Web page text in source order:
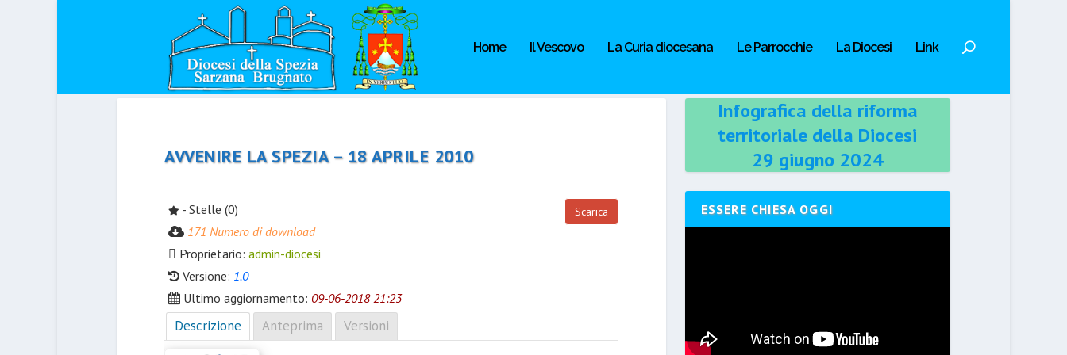
Home Il Vescovo La Curia diocesana Le Parrocchie La Diocesi Link
AVVENIRE LA SPEZIA – 18 APRILE 2010
Scarica
- Stelle (0)
171 Numero di download
Proprietario: admin-diocesi
Versione: 1.0
Ultimo aggiornamento: 09-06-2018 21:23
Descrizione Anteprima Versioni
Infografica della riforma
territoriale della Diocesi
29 giugno 2024
ESSERE CHIESA OGGI